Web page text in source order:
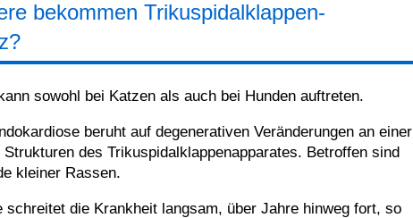
bekommen Trikuspidalklappen-
sowohl bei Katzen als auch bei Hunden auftreten.
beruht auf degenerativen Veränderungen an einer
Strukturen des Trikuspidalklappenapparates. Betroffen sind
kleiner Rassen.
schreitet die Krankheit langsam, über Jahre hinweg fort, so